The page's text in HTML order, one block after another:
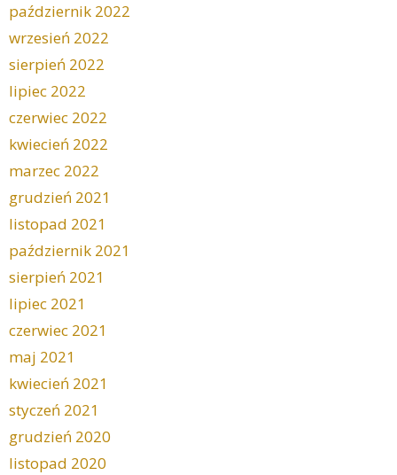
październik 2022
wrzesień 2022
sierpień 2022
lipiec 2022
czerwiec 2022
kwiecień 2022
marzec 2022
grudzień 2021
listopad 2021
październik 2021
sierpień 2021
lipiec 2021
czerwiec 2021
maj 2021
kwiecień 2021
styczeń 2021
grudzień 2020
listopad 2020